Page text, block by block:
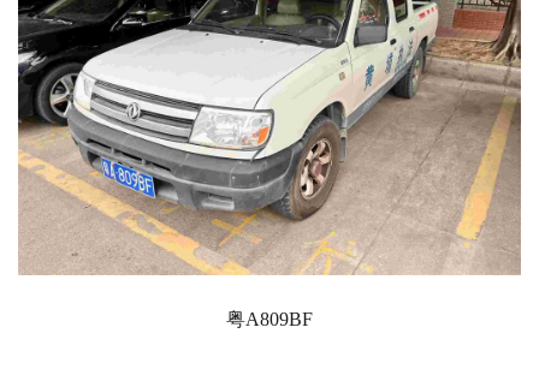
粤A809BF